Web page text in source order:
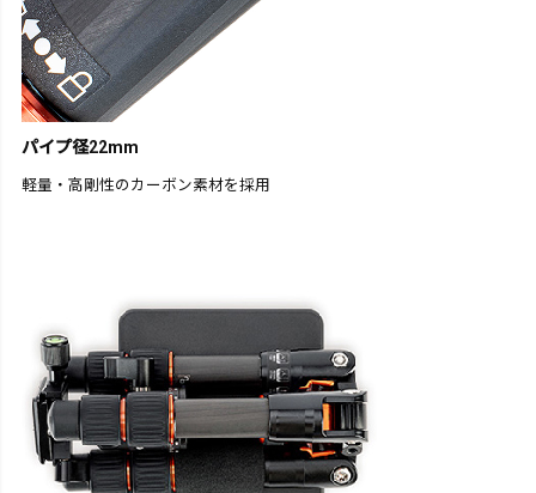
パイプ径22mm
軽量・高剛性のカーボン素材を採用